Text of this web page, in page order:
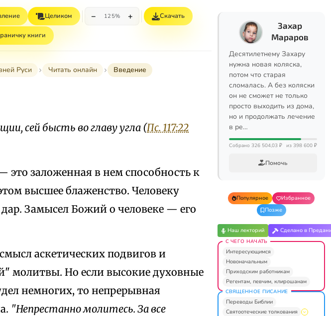
Целиком − 125% + Скачать
книги
Руси Читать онлайн Введение
сей бысть во главу угла (Пс. 117:22
это заложенная в нем способность к
высшее блаженство. Человеку
дар. Замысел Божий о человеке — его
аскетических подвигов и
молитвы. Но если высокие духовные
немногих, то непрерывная
"Непрестанно молитесь. За все
Захар
Мараров
Десятилетнему Захару
нужна новая коляска,
потом что старая
сломалась. А без коляски
он не сможет не только
просто выходить из дома,
но и продолжать лечение
в ре…
Собрано 326 504,03 ₽ из 398 600 ₽
Помочь
Популярное
Избранное
Позже
Наш лекторий Сделано в
С ЧЕГО НАЧАТЬ
Интересующимся
Новоначальным
Приходским работникам
Регентам, певчим, клирошанам
СВЯЩЕННОЕ ПИСАНИЕ
Переводы Библии
Святоотеческие толкования